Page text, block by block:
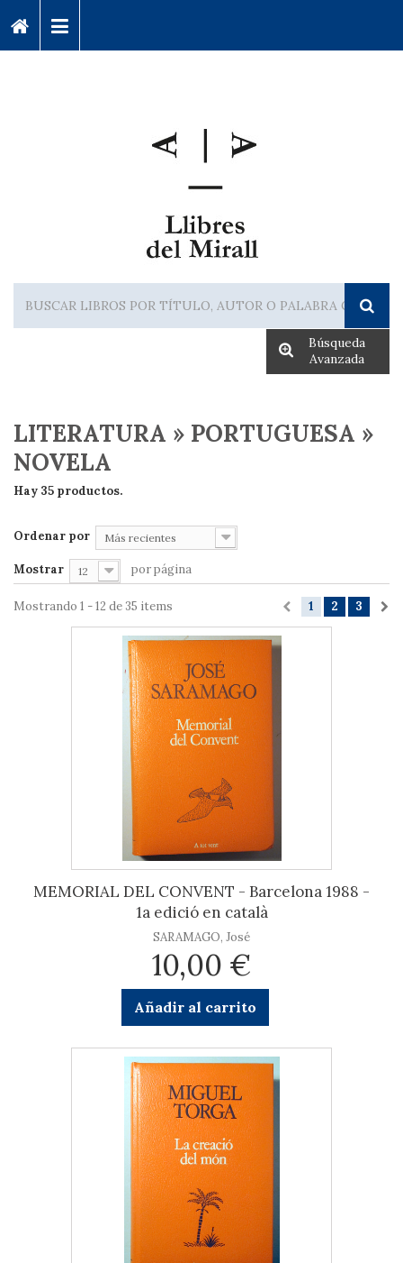
Búsqueda
Avanzada
LITERATURA » PORTUGUESA »
NOVELA
Hay 35 productos.
Ordenar por Más recientes
Mostrar 12 por página
1 2 3
Mostrando 1 - 12 de 35 items
MEMORIAL DEL CONVENT - Barcelona 1988 -
1a edició en català
SARAMAGO, José
10,00 €
Añadir al carrito